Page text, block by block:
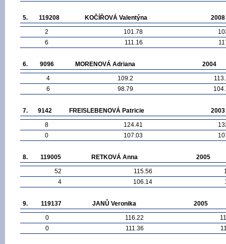
5. 119208 KOČÍŘOVÁ Valentýna
2008
2
101.78
6
111.16
6. 9096 MORENOVÁ Adriana
2004
4
109.2
6
98.79
7. 9142 FREISLEBENOVÁ Patricie
2003
8
124.41
0
107.03
8. 119005 RETKOVÁ Anna
2005
52
115.56
4
106.14
9. 119137 JANŮ Veronika
2005
0
116.22
0
111.36